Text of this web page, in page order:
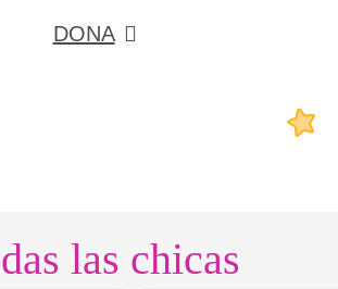
DONA
las chicas